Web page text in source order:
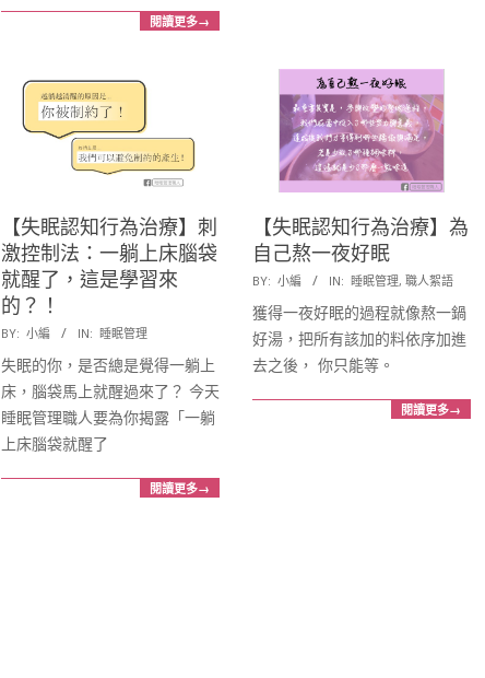
閱讀更多→
【失眠認知行為治療】刺
激控制法：一躺上床腦袋
就醒了，這是學習來
的？！
2017-
01-
23
BY: 小編 IN: 睡眠管理
失眠的你，是否總是覺得一躺上
床，腦袋馬上就醒過來了？ 今天
睡眠管理職人要為你揭露「一躺
上床腦袋就醒了
閱讀更多→
【失眠認知行為治療】為
自己熬一夜好眠
2017-
01-
18
BY: 小編 IN: 睡眠管理, 職人絮語
獲得一夜好眠的過程就像熬一鍋
好湯，把所有該加的料依序加進
去之後， 你只能等。
閱讀更多→